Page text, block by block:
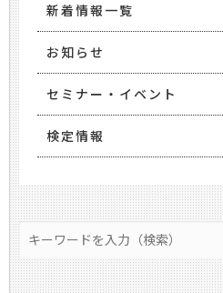
新着情報一覧
お知らせ
セミナー・イベント
検定情報